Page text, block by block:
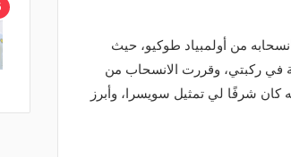
من أولمبياد طوكيو، حيث
في ركبتي، وقررت الانسحاب من
كان شرفًا لي تمثيل سويسرا، وأبرز